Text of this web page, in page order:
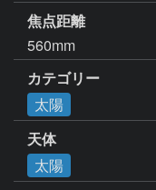
焦点距離
560mm
カテゴリー
太陽
天体
太陽